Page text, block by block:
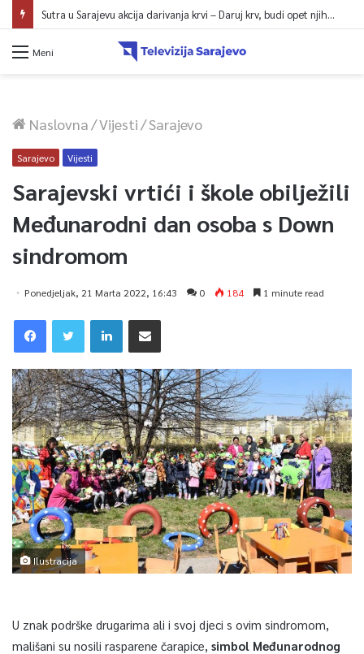
Sutra u Sarajevu akcija darivanja krvi – Daruj krv, budi opet njihov heroj
Meni
Naslovna/Vijesti/Sarajevo
Sarajevo Vijesti
Sarajevski vrtići i škole obilježili
Međunarodni dan osoba s Down
sindromom
Ponedjeljak, 21 Marta 2022, 16:43 0 184 1 minute read
Ilustracija
U znak podrške drugarima ali i svoj djeci s ovim sindromom,
mališani su nosili rasparene čarapice, simbol Međunarodnog